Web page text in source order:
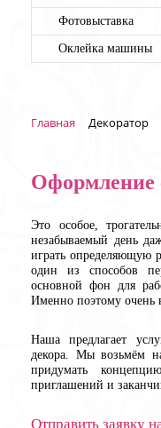
Фотовыставка
Оклейка машины
Главная Декоратор
Оформление
Это особое,
незабываемый день
играть определяющую
один из способов
основной фон для
Именно поэтому очень
Наша предлагает
декора. Мы возьмём
придумать
приглашений и
Отправить заявку